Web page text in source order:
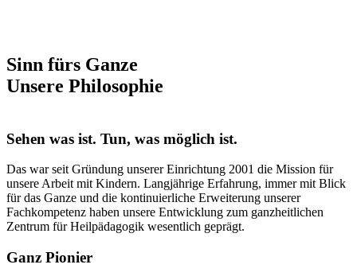
Sinn fürs Ganze
Unsere Philosophie
Sehen was ist. Tun, was möglich ist.
Das war seit Gründung unserer Einrichtung 2001 die Mission für
unsere Arbeit mit Kindern. Langjährige Erfahrung, immer mit Blick
für das Ganze und die kontinuierliche Erweiterung unserer
Fachkompetenz haben unsere Entwicklung zum ganzheitlichen
Zentrum für Heilpädagogik wesentlich geprägt.
Ganz Pionier